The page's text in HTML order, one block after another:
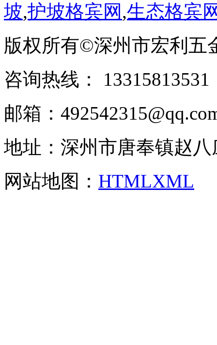
坡,护坡格宾网 ,生态格宾
版权所有©深州市宏利五
咨询热线：
邮箱：
地址：深州市唐奉镇赵
网站地图： HTMLXML